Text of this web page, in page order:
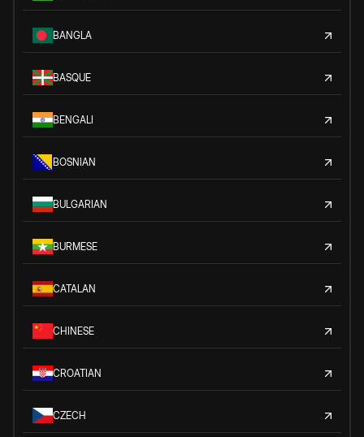
BANGLA
BASQUE
BENGALI
BOSNIAN
BULGARIAN
BURMESE
CATALAN
CHINESE
CROATIAN
CZECH